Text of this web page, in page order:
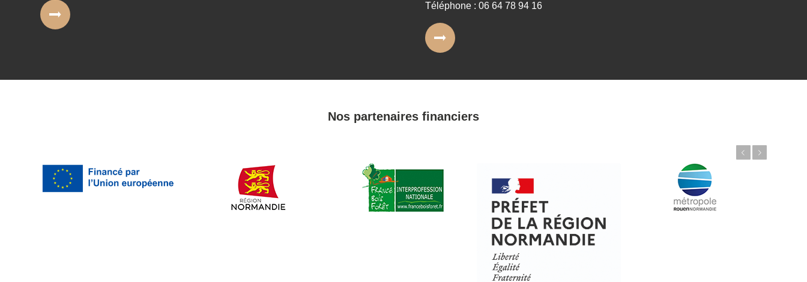
Téléphone : 06 64 78 94 16
Nos partenaires financiers